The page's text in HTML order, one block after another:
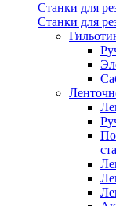
Станки для
Станки для